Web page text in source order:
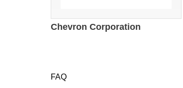
Chevron Corporation
FAQ